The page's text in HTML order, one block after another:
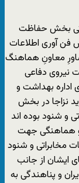
کارمند امنیتی بخش حفاظت
اسلامی با رتبه ۱۲ و تخصص فن آوری اطلاعات
مخابراتی و شنود، از سال ۸۴ تا ۸۷ مشاورِ معاونِ هماهنگ
نیروی دفاعی
کامپیوتری اداره بهداشت و
تهیه خرید نزاجا در بخش
و شنود بوده اند
هماهنگی جهت
مخابراتی و شنود
استعفای ایشان از جانب
و پناهندگی به